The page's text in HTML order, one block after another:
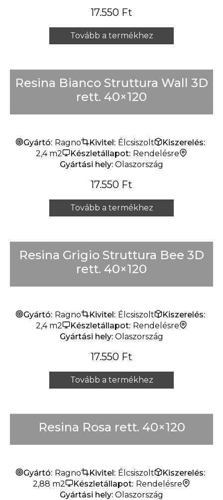
17.550 Ft
Tovább a termékhez
Resina Bianco Struttura Wall 3D
rett. 40×120
Gyártó: Ragno Kivitel: Élcsiszolt
Kiszerelés:
2,4 m2
Készletállapot: Rendelésre
Gyártási hely: Olaszország
17.550 Ft
Tovább a termékhez
Resina Grigio Struttura Bee 3D
rett. 40×120
Gyártó: Ragno Kivitel: Élcsiszolt
Kiszerelés:
2,4 m2
Készletállapot: Rendelésre
Gyártási hely: Olaszország
17.550 Ft
Tovább a termékhez
Resina Rosa rett. 40×120
Gyártó: Ragno Kivitel: Élcsiszolt
Kiszerelés:
2,88 m2
Készletállapot: Rendelésre
Gyártási hely: Olaszország